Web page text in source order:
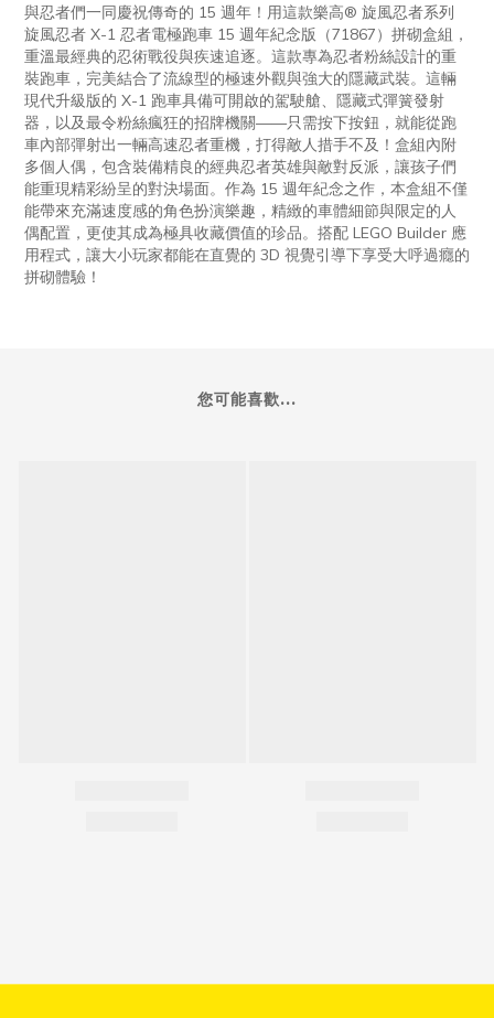
與忍者們一同慶祝傳奇的 15 週年！用這款樂高® 旋風忍者系列
旋風忍者 X-1 忍者電極跑車 15 週年紀念版（71867）拼砌盒組，
重溫最經典的忍術戰役與疾速追逐。這款專為忍者粉絲設計的重
裝跑車，完美結合了流線型的極速外觀與強大的隱藏武裝。這輛
現代升級版的 X-1 跑車具備可開啟的駕駛艙、隱藏式彈簧發射
器，以及最令粉絲瘋狂的招牌機關——只需按下按鈕，就能從跑
車內部彈射出一輛高速忍者重機，打得敵人措手不及！盒組內附
多個人偶，包含裝備精良的經典忍者英雄與敵對反派，讓孩子們
能重現精彩紛呈的對決場面。作為 15 週年紀念之作，本盒組不僅
能帶來充滿速度感的角色扮演樂趣，精緻的車體細節與限定的人
偶配置，更使其成為極具收藏價值的珍品。搭配 LEGO Builder 應
用程式，讓大小玩家都能在直覺的 3D 視覺引導下享受大呼過癮的
拼砌體驗！
您可能喜歡...